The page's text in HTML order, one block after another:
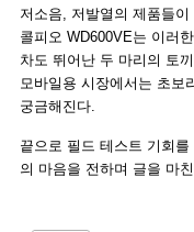
저소음, 저발열의 제품들
콜피오 WD600VE는 이러
차도 뛰어난 두 마리의 토
모바일용 시장에서는 초보
궁금해진다.
끝으로 필드 테스트 기회
의 마음을 전하며 글을 마친